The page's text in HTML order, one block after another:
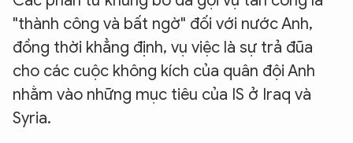
"thành công và bất ngờ" đối với nước Anh,
đồng thời khẳng định, vụ việc là sự trả đũa
cho các cuộc không kích của quân đội Anh
nhằm vào những mục tiêu của IS ở Iraq và
Syria.